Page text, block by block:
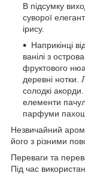
В підсумку
суворої
ірису.
Наприкінці
ванілі з
фруктового
деревні нотки.
солодкі
елементи
парфуми
Незвичайний
його з різними
Переваги та
Під час